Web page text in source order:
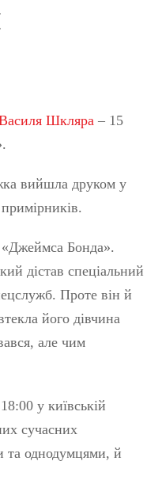
Шкляра – 15
вийшла друком у
«Джеймса Бонда».
дістав спеціальний
Проте він й
його дівчина
але чим
у київській
сучасних
та однодумцями, й